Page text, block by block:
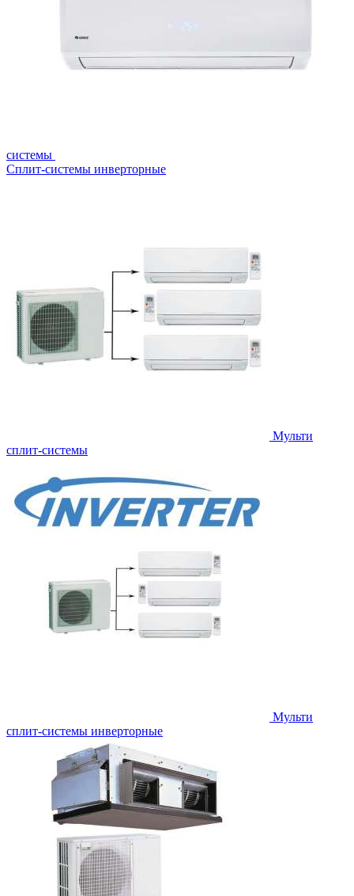
системы
Сплит-системы инверторные
Мульти
сплит-системы
Мульти
сплит-системы инверторные